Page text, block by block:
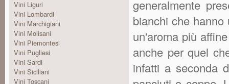
Vini Liguri
Vini Lombardi
Vini Marchigiani
Vini Molisani
Vini Piemontesi
Vini Pugliesi
Vini Sardi
Vini Siciliani
Vini Toscani
generalmente
bianchi che
un'aroma più
anche per quel
infatti a seconda